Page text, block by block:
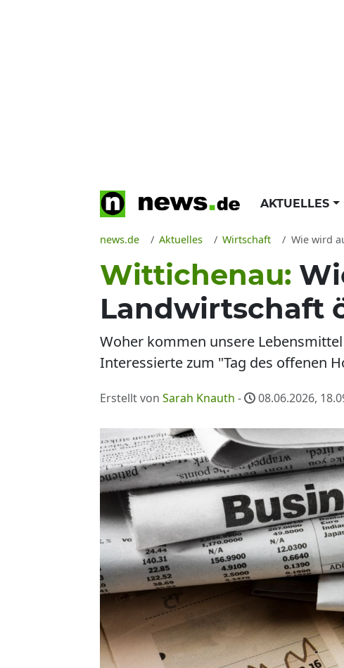
AKTUELLES
news.de Aktuelles Wirtschaft Wie wird auf
Wittichenau:
Landwirtschaft
Woher kommen unsere
Interessierte zum "Tag des offenen
Erstellt von Sarah Knauth - 08.06.2026,